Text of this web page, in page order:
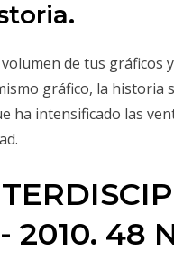
de tus gráficos
gráfico, la historia
ha intensificado las
2010. 48